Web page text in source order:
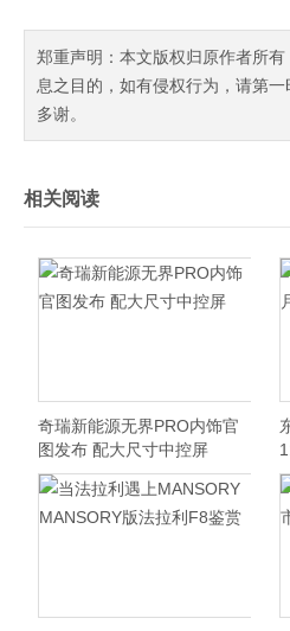
郑重声明：本文版权归原作者所
息之目的，如有侵权行为，请第一
多谢。
相关阅读
奇瑞新能源无界PRO内饰官
图发布 配大尺寸中控屏